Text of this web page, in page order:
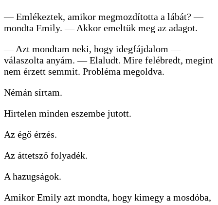
— Emlékeztek, amikor megmozdította a lábát? —
mondta Emily. — Akkor emeltük meg az adagot.
— Azt mondtam neki, hogy idegfájdalom —
válaszolta anyám. — Elaludt. Mire felébredt, megint
nem érzett semmit. Probléma megoldva.
Némán sírtam.
Hirtelen minden eszembe jutott.
Az égő érzés.
Az áttetsző folyadék.
A hazugságok.
Amikor Emily azt mondta, hogy kimegy a mosdóba,